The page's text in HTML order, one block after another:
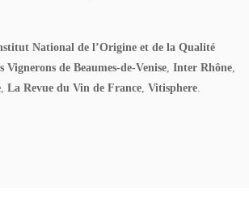
National de l’Origine et de la Qualité
Vignerons de Beaumes-de-Venise Inter Rhône
La Revue du Vin de France Vitisphere